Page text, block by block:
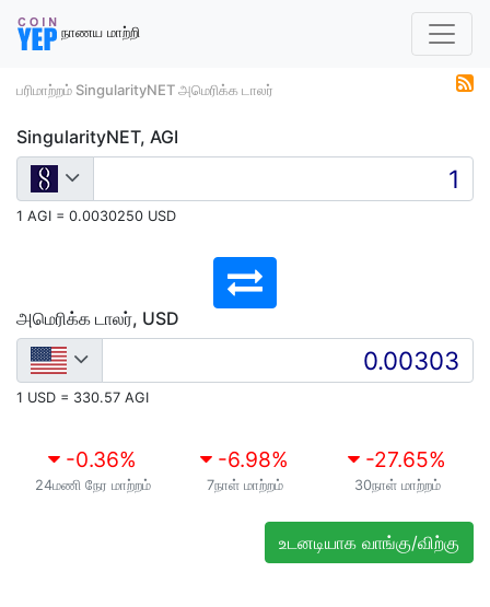
நாணய மாற்றி
பரிமாற்றம் SingularityNET அமெரிக்க டாலர்
SingularityNET, AGI
1 AGI = 0.0030250 USD
அமெரிக்க டாலர், USD
1 USD = 330.57 AGI
-0.36%
24மணி நேர மாற்றம்
-6.98%
7நாள் மாற்றம்
-27.65%
30நாள் மாற்றம்
உடனடியாக வாங்கு/விற்கு